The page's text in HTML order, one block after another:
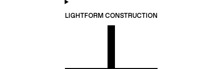
LIGHTFORM CONSTRUCTION